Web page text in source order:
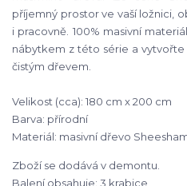
příjemný prostor ve vaší ložnici,
i pracovně. 100% masivní
nábytkem z této série a
čistým dřevem.
Velikost (cca): 180 cm x 200 cm
Barva: přírodní
Materiál: masivní dřevo
Zboží se dodává v demontu.
Balení obsahuje: 3 krabice